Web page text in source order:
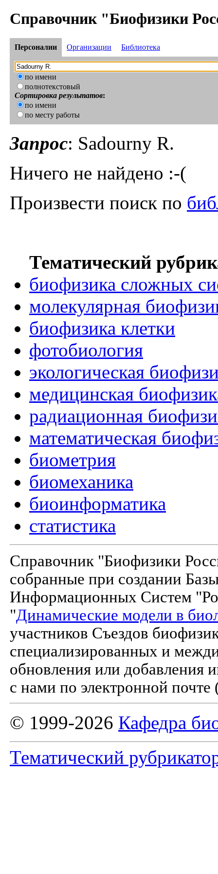
Справочник "Биофизики
Персоналии Организации Библиотека
по имени
полнотекстовый
Сортировка результатов:
по имени
по месту работы
Запрос: Sadourny R.
Ничего не найдено :-(
Произвести поиск по
Тематический
биофизика сложных
молекулярная
биофизика клетки
фотобиология
экологическая
медицинская
радиационная
математическая
биометрия
биомеханика
биоинформатика
статистика
Справочник "Биофизики
собранные при создании
Информационных Систем
"Динамические модели в
участников Съездов
специализированных и
обновления или добавления
с нами по электронной почте
© 1999-2026 Кафедра
Тематический